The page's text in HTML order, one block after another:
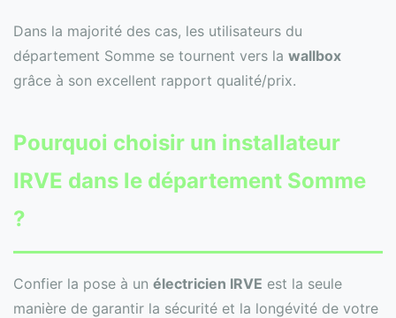
Dans la majorité des cas, les utilisateurs du
département Somme se tournent vers la wallbox
grâce à son excellent rapport qualité/prix.
Pourquoi choisir un installateur
IRVE dans le département Somme
?
Confier la pose à un électricien IRVE est la seule
manière de garantir la sécurité et la longévité de votre